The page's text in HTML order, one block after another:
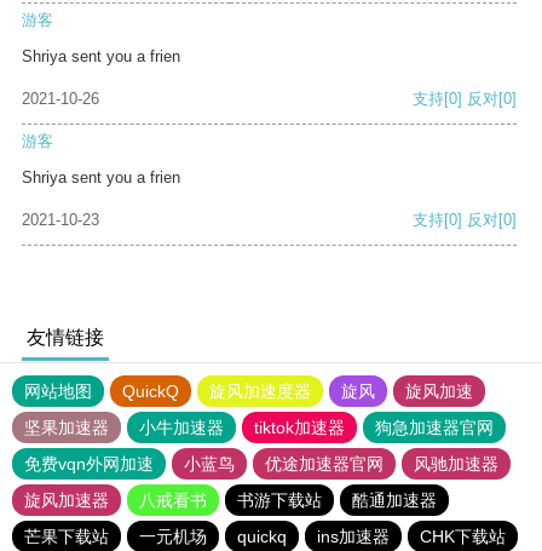
游客
Shriya sent you a frien
2021-10-26 支持[0] 反对[0]
游客
Shriya sent you a frien
2021-10-23 支持[0] 反对[0]
友情链接
网站地图 QuickQ 旋风加速度器 旋风
旋风加速
坚果加速器
小牛加速器 tiktok加速器
狗急加速器官网
免费vqn外网加速
小蓝鸟 优途加速器官网
风驰加速器
旋风加速器
八戒看书 书游下载站
酷通加速器
芒果下载站
一元机场 quickq ins加速器
CHK下载站